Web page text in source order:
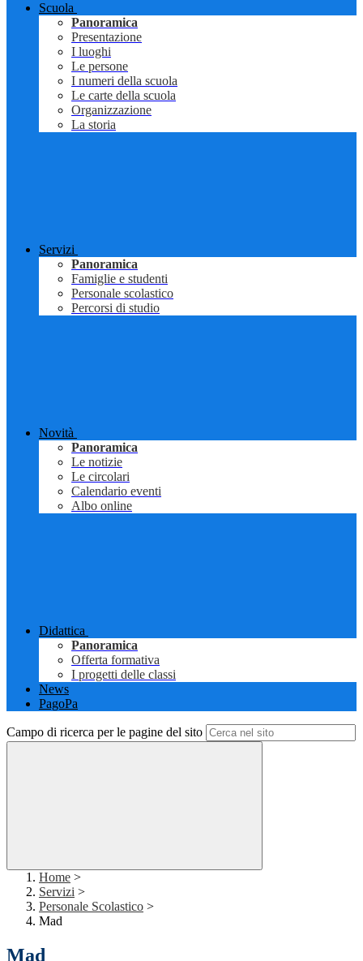
Scuola
Panoramica
Presentazione
I luoghi
Le persone
I numeri della scuola
Le carte della scuola
Organizzazione
La storia
Servizi
Panoramica
Famiglie e studenti
Personale scolastico
Percorsi di studio
Novità
Panoramica
Le notizie
Le circolari
Calendario eventi
Albo online
Didattica
Panoramica
Offerta formativa
I progetti delle classi
News
PagoPa
Campo di ricerca per le pagine del sito
Home >
Servizi >
Personale Scolastico >
Mad
Mad